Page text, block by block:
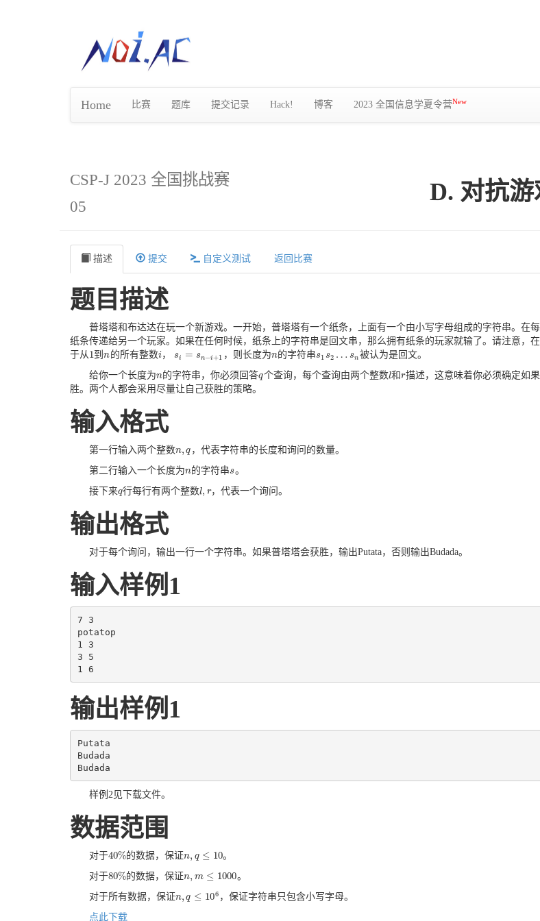
Home 比赛 题库 提交记录 Hack! 博客 2023 全国信息学夏令营New
CSP-J 2023 全国挑战赛
05
D. 对抗游
描述 提交 自定义测试 返回比赛
题目描述
普塔塔和布达达在玩一个新游戏。一开始，普塔塔有一个纸条，上面有一个由小写字母组成的字符串。在
纸条传递给另一个玩家。如果在任何时候，纸条上的字符串是回文串，那么拥有纸条的玩家就输了。请注意，
于从1
1到n
n 的所有整数i
i， si = sn−i+1
si= sn −i+1 ，则长度为n
n 的字符串s1s2 … sn
s1 s2…sn
被认为是回文。
给你一个长度为n
n 的字符串，你必须回答q
q个查询，每个查询由两个整数ll和r
r描述，这意味着你必须确定如
胜。两个人都会采用尽量让自己获胜的策略。
输入格式
第一行输入两个整数n, q
n,q ，代表字符串的长度和询问的数量。
第二行输入一个长度为n
n 的字符串s
s。
接下来q
q行每行有两个整数l, r
l, r ，代表一个询问。
输出格式
对于每个询问，输出一行一个字符串。如果普塔塔会获胜，输出Putata，否则输出Budada。
输入样例1
7 3
potatop
1 3
3 5
1 6
输出样例1
Putata
Budada
Budada
样例2见下载文件。
数据范围
对于40%
40%的数据，保证n, q ≤ 10
n,q≤ 10
。
对于80%
80%的数据，保证n, m ≤ 1000
n,m≤ 1000
。
对于所有数据，保证n, q ≤ 106
n,q≤ 10 6
，保证字符串只包含小写字母。
点此下载